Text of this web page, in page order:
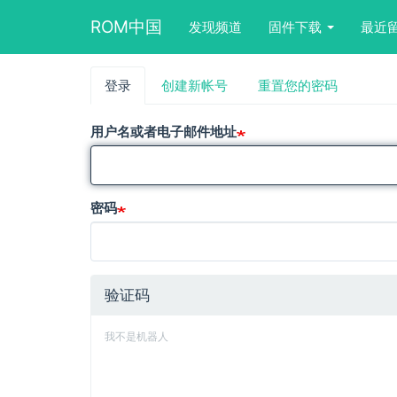
ROM中国
Main
navigation
发现频道 固件下载 最近
User
account
menu
Search
form
block
主
标
登录
标
签）
创建新帐号 重置您的密码
用户名或者电子邮件地址
密码
验证码
我不是机器人